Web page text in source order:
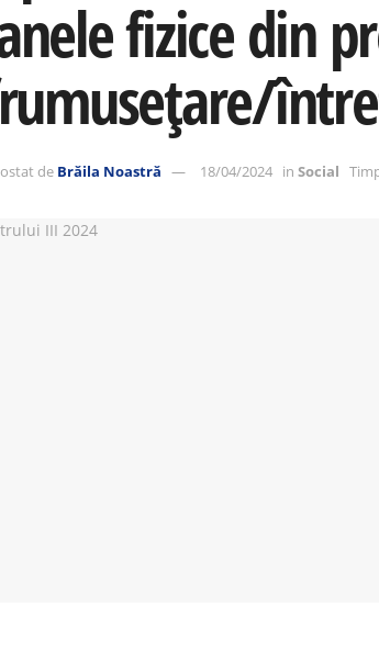
fizice din
de Brăila Noastră 18/04/2024 in Social